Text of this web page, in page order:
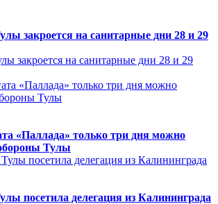
закроется на санитарные дни 28 и 29
закроется на санитарные дни 28 и 29
«Паллада» только три дня можно
Тулы
посетила делегация из Калининграда